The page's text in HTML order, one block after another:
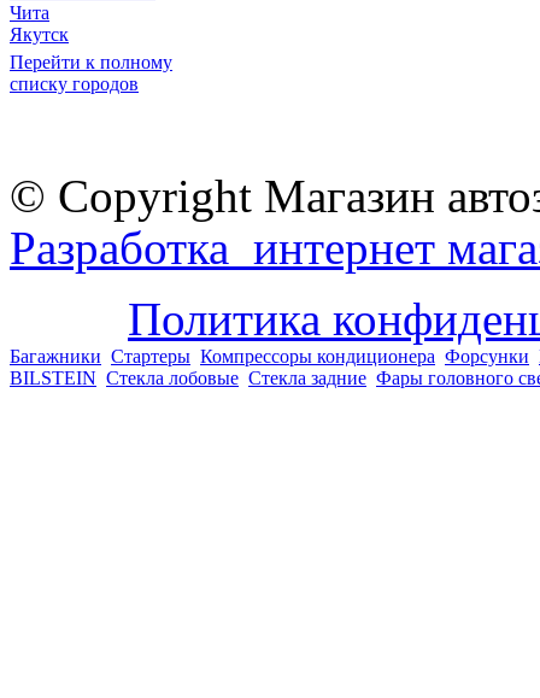
Чита
Якутск
Перейти к полному
списку городов
© Copyright Магазин
Разработка интернет
Политика
Багажники Стартеры Компрессоры кондиционера Форсунки
BILSTEIN Стекла лобовые Стекла задние Фары головного